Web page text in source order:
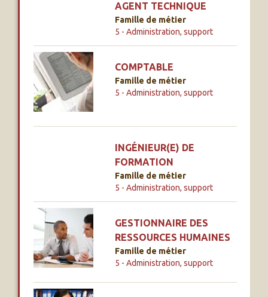
AGENT TECHNIQUE
Famille de métier
5 - Administration, support
COMPTABLE
Famille de métier
5 - Administration, support
INGÉNIEUR(E) DE
FORMATION
Famille de métier
5 - Administration, support
GESTIONNAIRE DES
RESSOURCES HUMAINES
Famille de métier
5 - Administration, support